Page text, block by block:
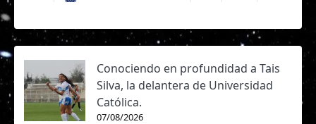
Conociendo en profundidad a Tais
Silva, la delantera de Universidad
Católica.
07/08/2026